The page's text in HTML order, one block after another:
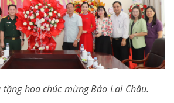
tặng hoa chúc mừng Báo Lai Châu.